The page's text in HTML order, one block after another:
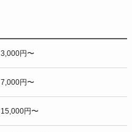
3,000円〜
7,000円〜
15,000円〜